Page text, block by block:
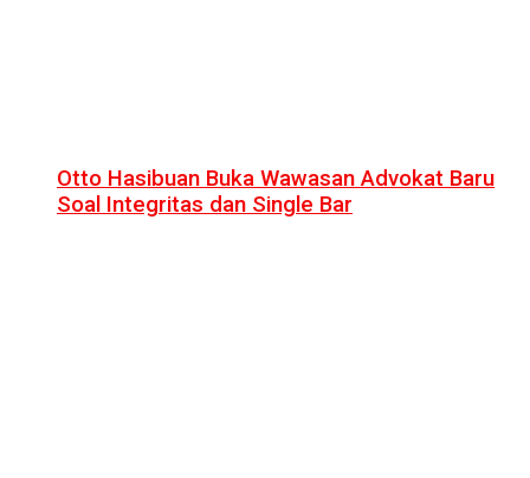
Otto Hasibuan Buka Wawasan Advokat Baru
Soal Integritas dan Single Bar